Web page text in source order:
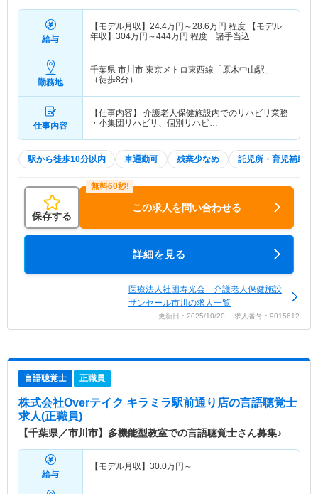
給与
【モデル月収】 24.4万円～28.6万円 程度 【モデル
年収】 304万円～444万円 程度 諸手当込
勤務地
千葉県 市川市 東京メトロ東西線「原木中山駅」
（徒歩8分）
仕事内容
【仕事内容】 介護老人保健施設内でのリハビリ業務
・小集団リハビリ、個別リハビ…
駅から徒歩10分以内 車通勤可 残業少なめ 託児所・育児補助
保存する
この求人を問い合わせる
詳細を見る
医療法人社団寿光会 介護老人保健施設
サンセール市川の求人一覧
更新日：2025/10/20 求人番号：9015612
言語聴覚士 正職員
株式会社Overテイク キラミラ駅前通り店の言語聴覚士
求人(正職員)
【千葉県／市川市】多機能型教室での言語聴覚士さん募集♪
給与
【モデル月収】 30.0万円～